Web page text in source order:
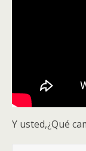
Y usted,¿Qué